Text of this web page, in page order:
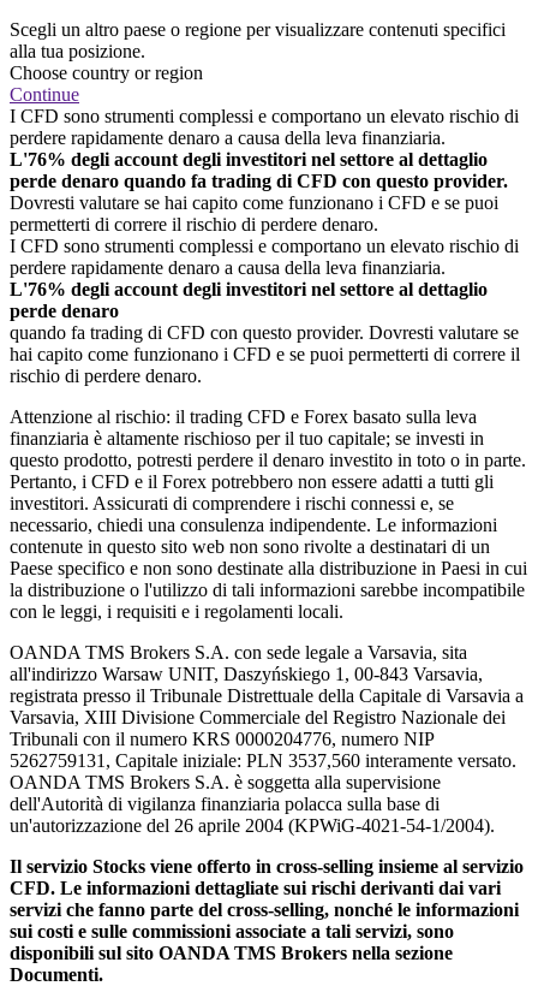
Scegli un altro paese o regione per visualizzare contenuti specifici
alla tua posizione.
Choose country or region
Continue
I CFD sono strumenti complessi e comportano un elevato rischio di
perdere rapidamente denaro a causa della leva finanziaria.
L'76% degli account degli investitori nel settore al dettaglio
perde denaro quando fa trading di CFD con questo provider.
Dovresti valutare se hai capito come funzionano i CFD e se puoi
permetterti di correre il rischio di perdere denaro.
I CFD sono strumenti complessi e comportano un elevato rischio di
perdere rapidamente denaro a causa della leva finanziaria.
L'76% degli account degli investitori nel settore al dettaglio
perde denaro
quando fa trading di CFD con questo provider. Dovresti valutare se
hai capito come funzionano i CFD e se puoi permetterti di correre il
rischio di perdere denaro.
Attenzione al rischio: il trading CFD e Forex basato sulla leva
finanziaria è altamente rischioso per il tuo capitale; se investi in
questo prodotto, potresti perdere il denaro investito in toto o in parte.
Pertanto, i CFD e il Forex potrebbero non essere adatti a tutti gli
investitori. Assicurati di comprendere i rischi connessi e, se
necessario, chiedi una consulenza indipendente. Le informazioni
contenute in questo sito web non sono rivolte a destinatari di un
Paese specifico e non sono destinate alla distribuzione in Paesi in cui
la distribuzione o l'utilizzo di tali informazioni sarebbe incompatibile
con le leggi, i requisiti e i regolamenti locali.
OANDA TMS Brokers S.A. con sede legale a Varsavia, sita
all'indirizzo Warsaw UNIT, Daszyńskiego 1, 00-843 Varsavia,
registrata presso il Tribunale Distrettuale della Capitale di Varsavia a
Varsavia, XIII Divisione Commerciale del Registro Nazionale dei
Tribunali con il numero KRS 0000204776, numero NIP
5262759131, Capitale iniziale: PLN 3537,560 interamente versato.
OANDA TMS Brokers S.A. è soggetta alla supervisione
dell'Autorità di vigilanza finanziaria polacca sulla base di
un'autorizzazione del 26 aprile 2004 (KPWiG-4021-54-1/2004).
Il servizio Stocks viene offerto in cross-selling insieme al servizio
CFD. Le informazioni dettagliate sui rischi derivanti dai vari
servizi che fanno parte del cross-selling, nonché le informazioni
sui costi e sulle commissioni associate a tali servizi, sono
disponibili sul sito OANDA TMS Brokers nella sezione
Documenti.